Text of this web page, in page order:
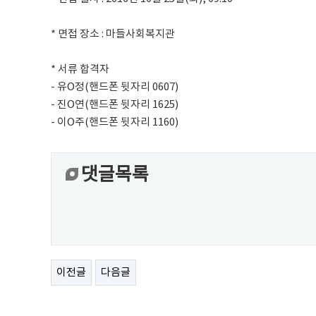
* 면접 장소 : 마들사회복지관
* 서류 합격자
- 유O정(핸드폰 뒷자리 0607)
- 진O연(핸드폰 뒷자리 1625)
- 이O주(핸드폰 뒷자리 1160)
댓글목록
이전글 다음글